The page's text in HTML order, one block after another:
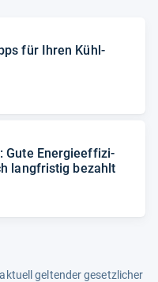
für Ihren Kühl­
Gute Ener­gie­ef­fi­zi­
lang­fris­tig bezahlt
geltender gesetzlicher